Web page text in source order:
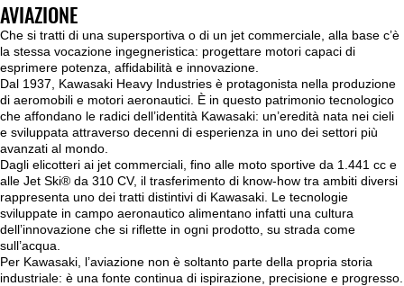
AVIAZIONE
Che si tratti di una supersportiva o di un jet commerciale, alla base c’è
la stessa vocazione ingegneristica: progettare motori capaci di
esprimere potenza, affidabilità e innovazione.
Dal 1937, Kawasaki Heavy Industries è protagonista nella produzione
di aeromobili e motori aeronautici. È in questo patrimonio tecnologico
che affondano le radici dell’identità Kawasaki: un’eredità nata nei cieli
e sviluppata attraverso decenni di esperienza in uno dei settori più
avanzati al mondo.
Dagli elicotteri ai jet commerciali, fino alle moto sportive da 1.441 cc e
alle Jet Ski® da 310 CV, il trasferimento di know-how tra ambiti diversi
rappresenta uno dei tratti distintivi di Kawasaki. Le tecnologie
sviluppate in campo aeronautico alimentano infatti una cultura
dell’innovazione che si riflette in ogni prodotto, su strada come
sull’acqua.
Per Kawasaki, l’aviazione non è soltanto parte della propria storia
industriale: è una fonte continua di ispirazione, precisione e progresso.